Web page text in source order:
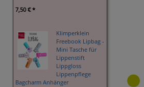
7,50 € *
Klimperklein
Freebook Lipbag -
Mini Tasche für
Lippenstift
Lippgloss
Lippenpflege
Bagcharm Anhänger